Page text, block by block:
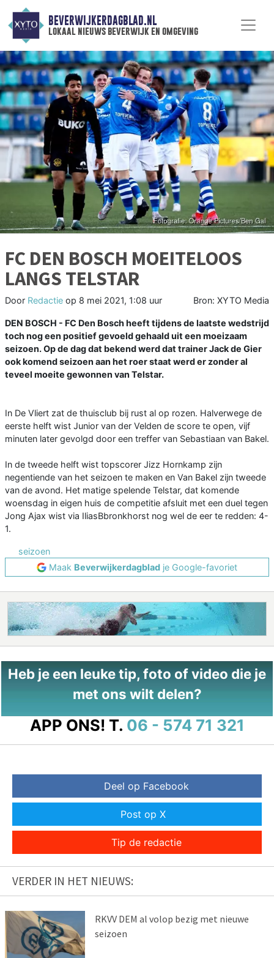
BEVERWIJKERDAGBLAD.NL
lokaal nieuws beverwijk en omgeving
FC DEN BOSCH MOEITELOOS
LANGS TELSTAR
Door Redactie op 8 mei 2021, 1:08 uur Bron: XYTO Media
DEN BOSCH - FC Den Bosch heeft tijdens de laatste wedstrijd
toch nog een positief gevoeld gehaald uit een moeizaam
seizoen. Op de dag dat bekend werd dat trainer Jack de Gier
ook komend seizoen aan het roer staat werd er zonder al
teveel moeite gewonnen van Telstar.
In De Vliert zat de thuisclub bij rust al op rozen. Halverwege de
eerste helft wist Junior van der Velden de score te open, vijf
minuten later gevolgd door een treffer van Sebastiaan van Bakel.
In de tweede helft wist topscorer Jizz Hornkamp zijn
negentiende van het seizoen te maken en Van Bakel zijn tweede
van de avond. Het matige spelende Telstar, dat komende
woensdag in eigen huis de competitie afsluit met een duel tegen
Jong Ajax wist via IliasBbronkhorst nog wel de eer te redden: 4-
1.
seizoen
Maak Beverwijkerdagblad je Google-favoriet
Heb je een leuke tip, foto of video die je
met ons wilt delen?
APP ONS! T. 06 - 574 71 321
Deel op Facebook
Post op X
Tip de redactie
VERDER IN HET NIEUWS:
RKVV DEM al volop bezig met nieuwe
seizoen